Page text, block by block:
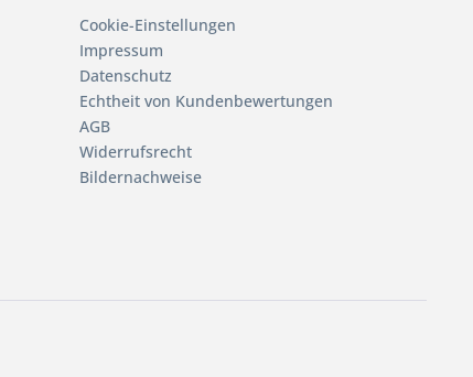
Cookie-Einstellungen
Impressum
Datenschutz
Echtheit von Kundenbewertungen
AGB
Widerrufsrecht
Bildernachweise